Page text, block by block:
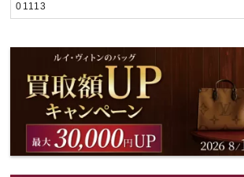
01113